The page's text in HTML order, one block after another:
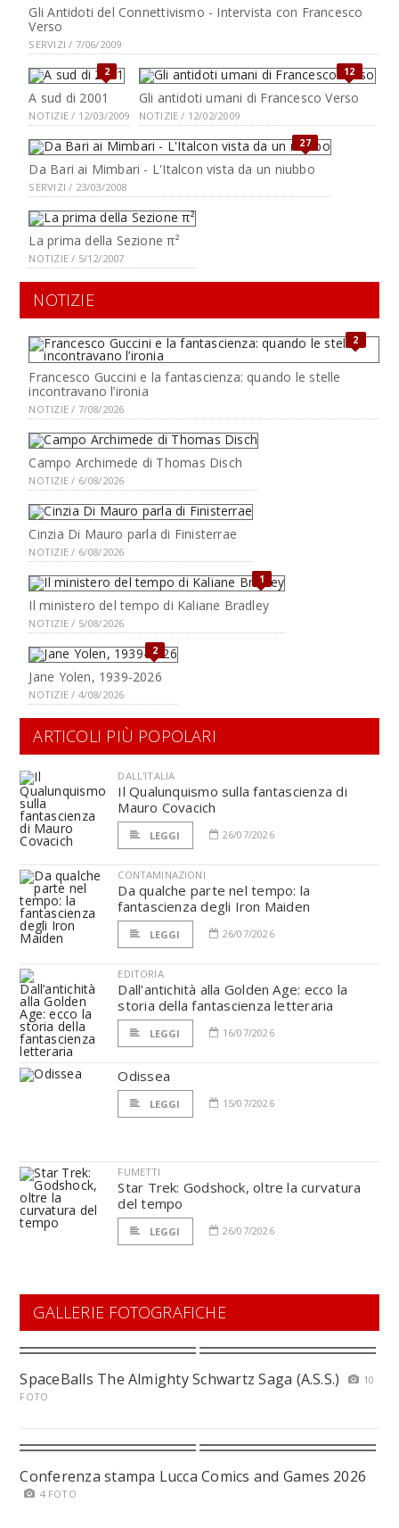
Gli Antidoti del Connettivismo - Intervista con Francesco
Verso
SERVIZI / 7/06/2009
2
A sud di 2001
NOTIZIE / 12/03/2009
12
Gli antidoti umani di Francesco Verso
NOTIZIE / 12/02/2009
27
Da Bari ai Mimbari - L'Italcon vista da un niubbo
SERVIZI / 23/03/2008
La prima della Sezione π²
NOTIZIE / 5/12/2007
NOTIZIE
2
Francesco Guccini e la fantascienza: quando le stelle
incontravano l’ironia
NOTIZIE / 7/08/2026
Campo Archimede di Thomas Disch
NOTIZIE / 6/08/2026
Cinzia Di Mauro parla di Finisterrae
NOTIZIE / 6/08/2026
1
Il ministero del tempo di Kaliane Bradley
NOTIZIE / 5/08/2026
2
Jane Yolen, 1939-2026
NOTIZIE / 4/08/2026
ARTICOLI PIÙ POPOLARI
DALL'ITALIA
Il Qualunquismo sulla fantascienza di
Mauro Covacich
LEGGI 26/07/2026
CONTAMINAZIONI
Da qualche parte nel tempo: la
fantascienza degli Iron Maiden
LEGGI 26/07/2026
EDITORIA
Dall’antichità alla Golden Age: ecco la
storia della fantascienza letteraria
LEGGI 16/07/2026
Odissea
LEGGI 15/07/2026
FUMETTI
Star Trek: Godshock, oltre la curvatura
del tempo
LEGGI 26/07/2026
GALLERIE FOTOGRAFICHE
SpaceBalls The Almighty Schwartz Saga (A.S.S.)
10
FOTO
Conferenza stampa Lucca Comics and Games 2026
4 FOTO